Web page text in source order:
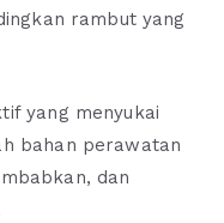
rambut yang
yang menyukai
bahan perawatan
dan